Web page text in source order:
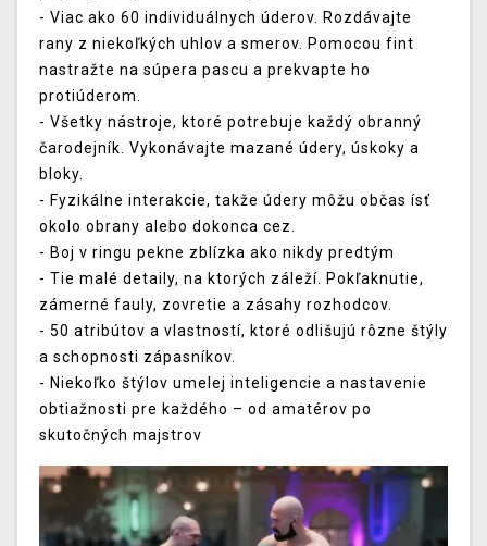
- Viac ako 60 individuálnych úderov. Rozdávajte
rany z niekoľkých uhlov a smerov. Pomocou fint
nastražte na súpera pascu a prekvapte ho
protiúderom.
- Všetky nástroje, ktoré potrebuje každý obranný
čarodejník. Vykonávajte mazané údery, úskoky a
bloky.
- Fyzikálne interakcie, takže údery môžu občas ísť
okolo obrany alebo dokonca cez.
- Boj v ringu pekne zblízka ako nikdy predtým
- Tie malé detaily, na ktorých záleží. Pokľaknutie,
zámerné fauly, zovretie a zásahy rozhodcov.
- 50 atribútov a vlastností, ktoré odlišujú rôzne štýly
a schopnosti zápasníkov.
- Niekoľko štýlov umelej inteligencie a nastavenie
obtiažnosti pre každého – od amatérov po
skutočných majstrov